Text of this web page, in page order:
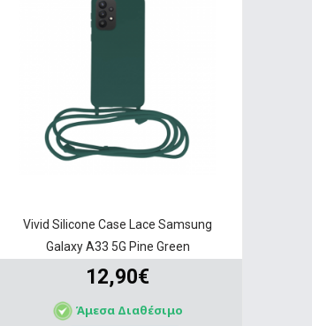
Vivid Silicone Case Lace Samsung
Galaxy A33 5G Pine Green
12,90€
Άμεσα Διαθέσιμο